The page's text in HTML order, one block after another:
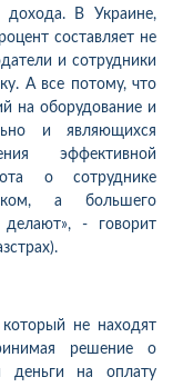
В Украине,
составляет не
и сотрудники
А все потому, что
на оборудование и
и являющихся
эффективной
о сотруднике
а большего
- говорит
не находят
решение о
деньги на оплату